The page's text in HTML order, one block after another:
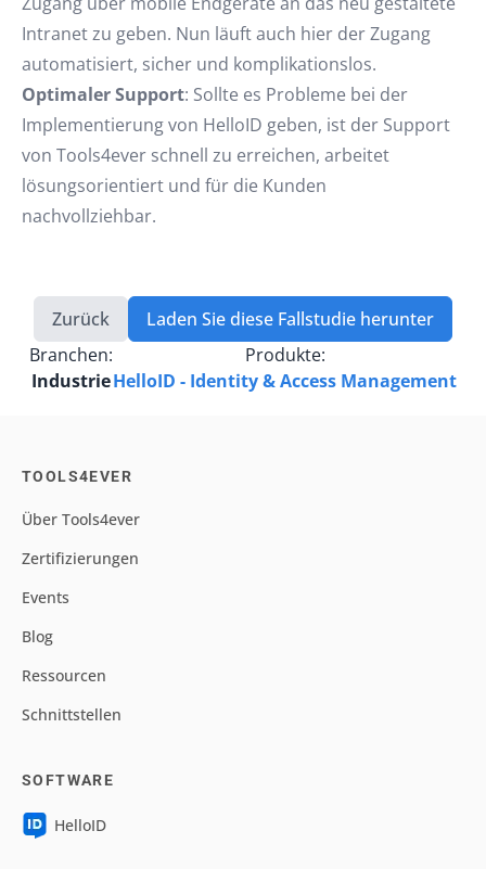
Intranet zu geben. Nun läuft auch hier der Zugang
automatisiert, sicher und komplikationslos.
Optimaler Support: Sollte es Probleme bei der
Implementierung von HelloID geben, ist der Support
von Tools4ever schnell zu erreichen, arbeitet
lösungsorientiert und für die Kunden
nachvollziehbar.
Zurück
Laden Sie diese Fallstudie herunter
Branchen:
Industrie
Produkte:
HelloID - Identity & Access Management
TOOLS4EVER
Über Tools4ever
Zertifizierungen
Events
Blog
Ressourcen
Schnittstellen
SOFTWARE
HelloID